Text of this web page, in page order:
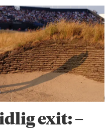
exit: –